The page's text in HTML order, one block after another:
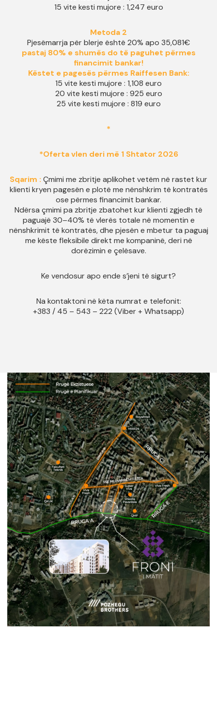
15 vite kesti mujore : 1,247 euro
Metoda 2
Pjesëmarrja për blerje është 20% apo 35,081€
pastaj 80% e shumës do të paguhet përmes
financimit bankar!
Këstet e pagesës përmes Raiffesen Bank:
15 vite kesti mujore : 1,108 euro
20 vite kesti mujore : 925 euro
25 vite kesti mujore : 819 euro
*
*Oferta vlen deri më 1 Shtator 2026
Sqarim : Çmimi me zbritje aplikohet vetëm në rastet kur
klienti kryen pagesën e plotë me nënshkrim të kontratës
ose përmes financimit bankar.
Ndërsa çmimi pa zbritje zbatohet kur klienti zgjedh të
paguajë 30–40% të vlerës totale në momentin e
nënshkrimit të kontratës, dhe pjesën e mbetur ta paguaj
me këste fleksibile direkt me kompaninë, deri në
dorëzimin e çelësave.
Ke vendosur apo ende s’jeni të sigurt?
Na kontaktoni në këta numrat e telefonit:
+383 / 45 – 543 – 222 (Viber + Whatsapp)